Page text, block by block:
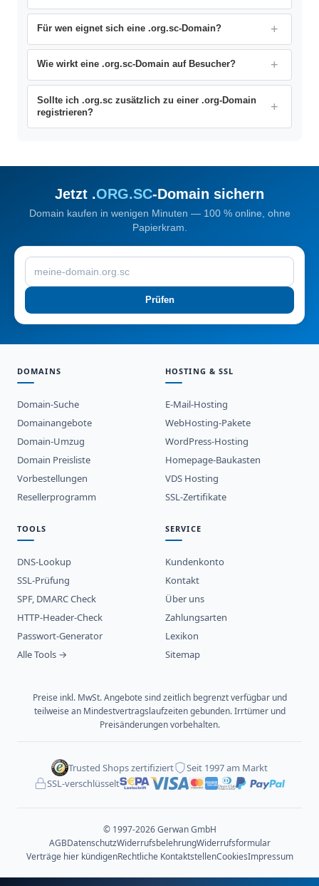
Für wen eignet sich eine .org.sc-Domain?
Wie wirkt eine .org.sc-Domain auf Besucher?
Sollte ich .org.sc zusätzlich zu einer .org-Domain
registrieren?
Jetzt .ORG.SC-Domain sichern
Domain kaufen in wenigen Minuten — 100 % online, ohne
Papierkram.
Prüfen
DOMAINS
Domain-Suche
Domainangebote
Domain-Umzug
Domain Preisliste
Vorbestellungen
Resellerprogramm
HOSTING & SSL
E-Mail-Hosting
WebHosting-Pakete
WordPress-Hosting
Homepage-Baukasten
VDS Hosting
SSL-Zertifikate
TOOLS
DNS-Lookup
SSL-Prüfung
SPF, DMARC Check
HTTP-Header-Check
Passwort-Generator
Alle Tools →
SERVICE
Kundenkonto
Kontakt
Über uns
Zahlungsarten
Lexikon
Sitemap
Preise inkl. MwSt. Angebote sind zeitlich begrenzt verfügbar und
teilweise an Mindestvertragslaufzeiten gebunden. Irrtümer und
Preisänderungen vorbehalten.
Trusted Shops zertifiziert
Seit 1997 am Markt
SSL-verschlüsselt
© 1997-2026 Gerwan GmbH
AGBDatenschutzWiderrufsbelehrungWiderrufsformular
Verträge hier kündigenRechtliche KontaktstellenCookiesImpressum